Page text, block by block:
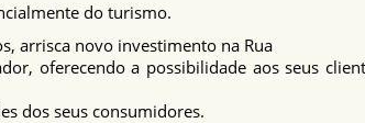
do turismo.
arrisca novo investimento na Rua
oferecendo a possibilidade aos seus
dos seus consumidores.